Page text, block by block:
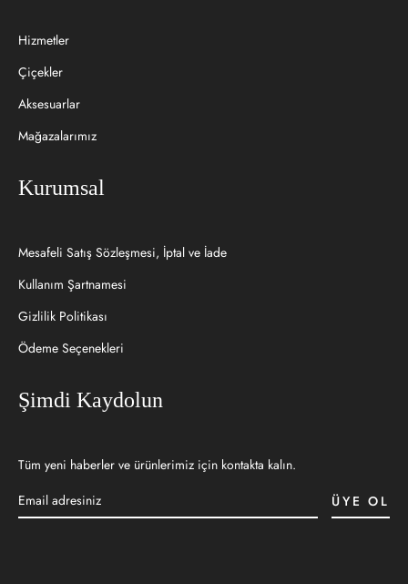
Hizmetler
Çiçekler
Aksesuarlar
Mağazalarımız
Kurumsal
Mesafeli Satış Sözleşmesi, İptal ve İade
Kullanım Şartnamesi
Gizlilik Politikası
Ödeme Seçenekleri
Şimdi Kaydolun
Tüm yeni haberler ve ürünlerimiz için kontakta kalın.
ÜYE OL